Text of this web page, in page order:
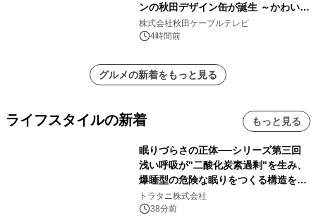
ンの秋田デザイン缶が誕生 ～かわいい
秋田犬の子犬と秋田の四季と名所を巡
るパッケージ～ 9月1日(火)秋田県内で
株式会社秋田ケーブルテレビ
4時間前
グルメの新着をもっと見る
ライフスタイルの新着 もっと見る
眠りづらさの正体──シリーズ第三回
浅い呼吸が"二酸化炭素過剰"を生み、
爆睡型の危険な眠りをつくる構造を解
説
トラタニ株式会社
38分前